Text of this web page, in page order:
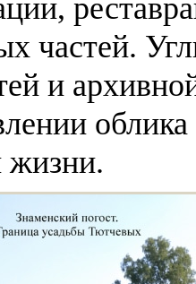
частей.
и
жизни.